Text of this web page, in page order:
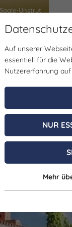
Unstrut
Gruppenreisen
Auf unserer
essentiell für die
Nutzererfahrung
NUR
Mehr